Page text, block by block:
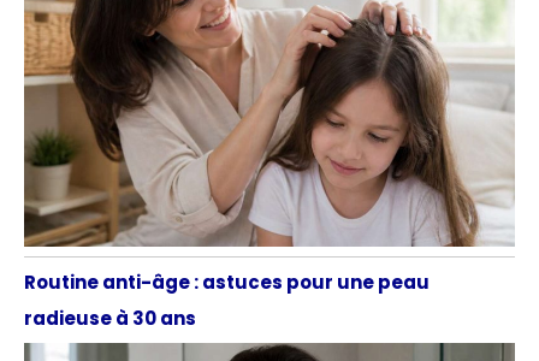
Routine anti-âge : astuces pour une peau
radieuse à 30 ans